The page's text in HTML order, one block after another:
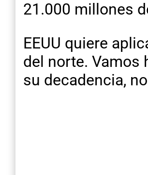
21.000 millones
EEUU quiere
del norte. Vamos
su decadencia,